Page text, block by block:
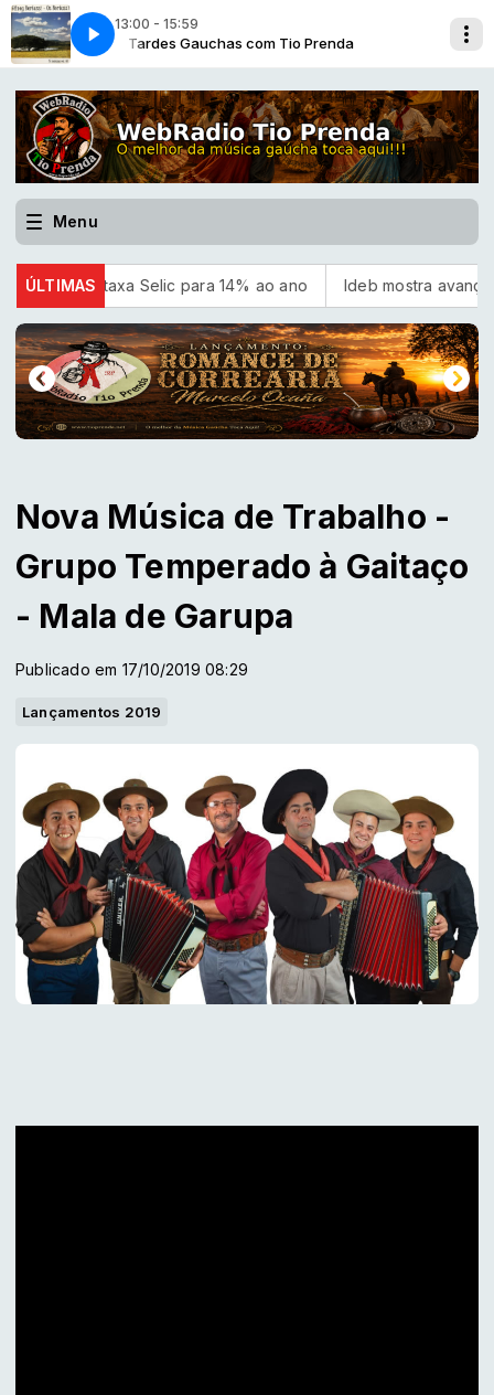
13:00 - 15:59
Tardes Gauchas com Tio Prenda
Na Forma - Os Bertussi
Menu
ÚLTIMAS
taxa Selic para 14% ao ano Ideb mostra avanço da
Nova Música de Trabalho -
Grupo Temperado à Gaitaço
- Mala de Garupa
Publicado em 17/10/2019 08:29
Lançamentos 2019